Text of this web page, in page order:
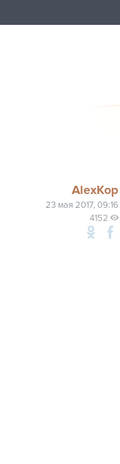
AlexKop
23 мая 2017, 09:16
4152